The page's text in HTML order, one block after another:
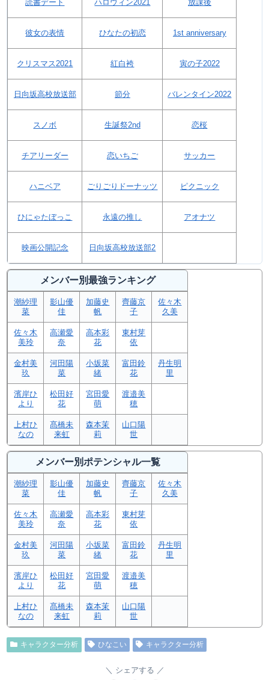
読書デート ハロウィン2021 放課後
彼女の表情 ひなたの初恋 1st anniversary
クリスマス2021 紅白袴 寅の子2022
日向坂高校放送部 節分 バレンタイン2022
スノボ 生誕祭2nd 恋桜
チアリーダー 恋いちご サッカー
ハニベア ごりごりドーナッツ ピクニック
ひにゃたぼっこ 永遠の推し アオナツ
映画公開記念 日向坂高校放送部2
メンバー別最強ランキング
潮紗理
菜
影山優
佳
加藤史
帆
齊藤京
子
佐々木
久美
佐々木
美玲
高瀬愛
奈
高本彩
花
東村芽
依
金村美
玖
河田陽
菜
小坂菜
緒
富田鈴
花
丹生明
里
濱岸ひ
より
松田好
花
宮田愛
萌
渡邉美
穂
上村ひ
なの
髙橋未
来虹
森本茉
莉
山口陽
世
メンバー別ポテンシャル一覧
潮紗理
菜
影山優
佳
加藤史
帆
齊藤京
子
佐々木
久美
佐々木
美玲
高瀬愛
奈
高本彩
花
東村芽
依
金村美
玖
河田陽
菜
小坂菜
緒
富田鈴
花
丹生明
里
濱岸ひ
より
松田好
花
宮田愛
萌
渡邉美
穂
上村ひ
なの
髙橋未
来虹
森本茉
莉
山口陽
世
キャラクター分析 ひなこい キャラクター分析
シェアする